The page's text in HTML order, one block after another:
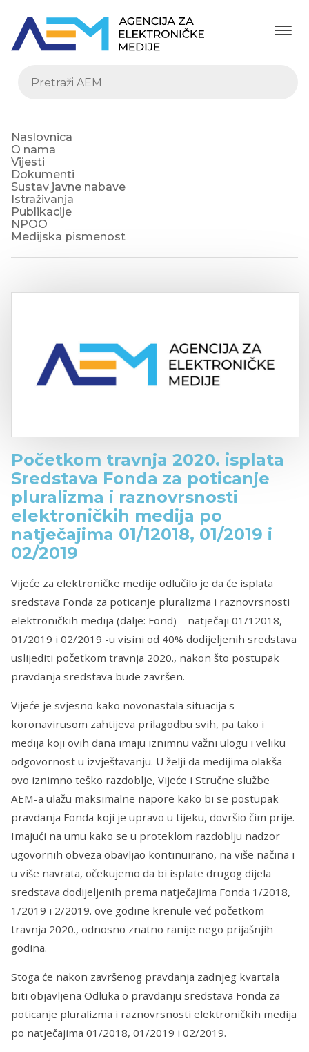
Naslovnica
O nama
Vijesti
Dokumenti
Sustav javne nabave
Istraživanja
Publikacije
NPOO
Medijska pismenost
Početkom travnja 2020. isplata
Sredstava Fonda za poticanje
pluralizma i raznovrsnosti
elektroničkih medija po
natječajima 01/12018, 01/2019 i
02/2019
Vijeće za elektroničke medije odlučilo je da će isplata
sredstava Fonda za poticanje pluralizma i raznovrsnosti
elektroničkih medija (dalje: Fond) – natječaji 01/12018,
01/2019 i 02/2019 -u visini od 40% dodijeljenih sredstava
uslijediti početkom travnja 2020., nakon što postupak
pravdanja sredstava bude završen.
Vijeće je svjesno kako novonastala situacija s
koronavirusom zahtijeva prilagodbu svih, pa tako i
medija koji ovih dana imaju iznimnu važni ulogu i veliku
odgovornost u izvještavanju. U želji da medijima olakša
ovo iznimno teško razdoblje, Vijeće i Stručne službe
AEM-a ulažu maksimalne napore kako bi se postupak
pravdanja Fonda koji je upravo u tijeku, dovršio čim prije.
Imajući na umu kako se u proteklom razdoblju nadzor
ugovornih obveza obavljao kontinuirano, na više načina i
u više navrata, očekujemo da bi isplate drugog dijela
sredstava dodijeljenih prema natječajima Fonda 1/2018,
1/2019 i 2/2019. ove godine krenule već početkom
travnja 2020., odnosno znatno ranije nego prijašnjih
godina.
Stoga će nakon završenog pravdanja zadnjeg kvartala
biti objavljena Odluka o pravdanju sredstava Fonda za
poticanje pluralizma i raznovrsnosti elektroničkih medija
po natječajima 01/2018, 01/2019 i 02/2019.